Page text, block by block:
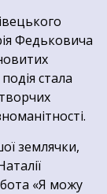
Федьковича
стала
землячки,
«Я можу